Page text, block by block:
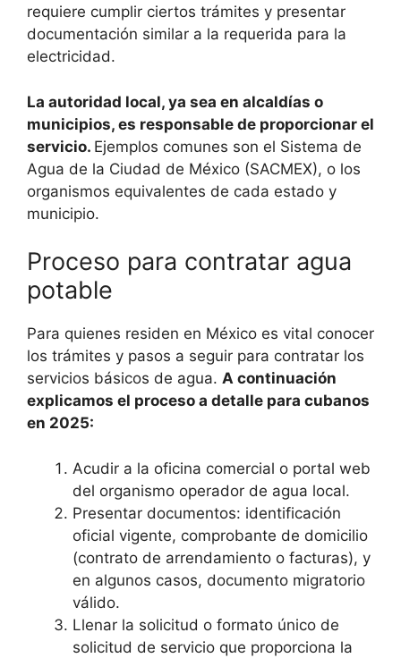
requiere cumplir ciertos trámites y presentar
documentación similar a la requerida para la
electricidad.
La autoridad local, ya sea en alcaldías o
municipios, es responsable de proporcionar el
servicio. Ejemplos comunes son el Sistema de
Agua de la Ciudad de México (SACMEX), o los
organismos equivalentes de cada estado y
municipio.
Proceso para contratar agua
potable
Para quienes residen en México es vital conocer
los trámites y pasos a seguir para contratar los
servicios básicos de agua. A continuación
explicamos el proceso a detalle para cubanos
en 2025:
Acudir a la oficina comercial o portal web
del organismo operador de agua local.
Presentar documentos: identificación
oficial vigente, comprobante de domicilio
(contrato de arrendamiento o facturas), y
en algunos casos, documento migratorio
válido.
Llenar la solicitud o formato único de
solicitud de servicio que proporciona la